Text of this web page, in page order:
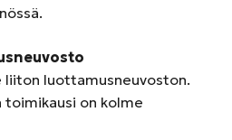
liiton luottamusneuvoston.
on kolme